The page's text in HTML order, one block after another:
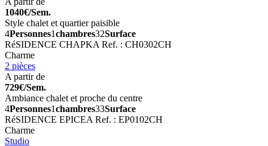
1040€/Sem.
Style chalet et quartier paisible
4Personnes1chambres32Surface
RéSIDENCE CHAPKA Ref. : CH0302CH
Charme
2 pièces
A partir de
729€/Sem.
Ambiance chalet et proche du centre
4Personnes1chambres33Surface
RéSIDENCE EPICEA Ref. : EP0102CH
Charme
Studio